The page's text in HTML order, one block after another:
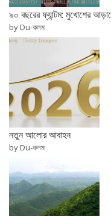
৯০ বছরের ফ্যান্টম: মুখোশের
by Du-কলম
নতুন আলোর আবাহন
by Du-কলম